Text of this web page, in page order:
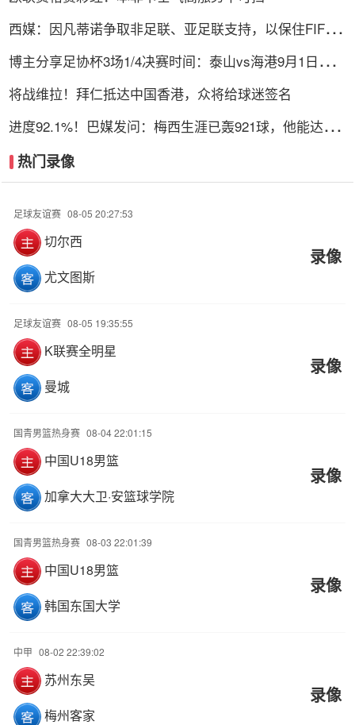
西媒：因凡蒂诺争取非足联、亚足联支持，以保住FIFA主
博主分享足协杯3场1/4决赛时间：泰山vs海港9月1日
将战维拉！拜仁抵达中国香港，众将给球迷签名
进度92.1%！巴媒发问：梅西生涯已轰921球，他能达到
热门录像
足球友谊赛 08-05 20:27:53
切尔西
尤文图斯
录像
足球友谊赛 08-05 19:35:55
K联赛全明星
曼城
录像
国青男篮热身赛 08-04 22:01:15
中国U18男篮
加拿大大卫·安篮球学院
录像
国青男篮热身赛 08-03 22:01:39
中国U18男篮
韩国东国大学
录像
中甲 08-02 22:39:02
苏州东吴
梅州客家
录像